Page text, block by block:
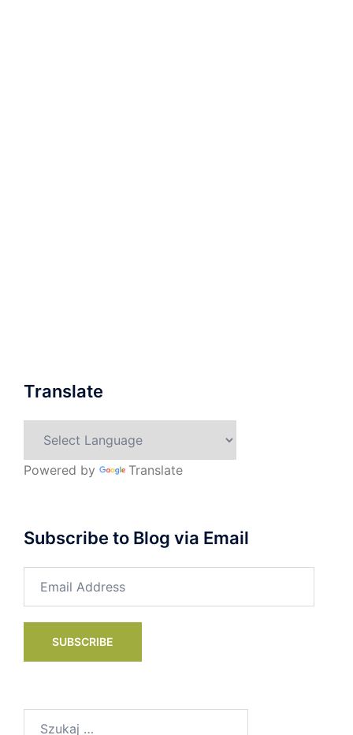
Translate
Powered by Translate
Subscribe to Blog via Email
Address
SUBSCRIBE